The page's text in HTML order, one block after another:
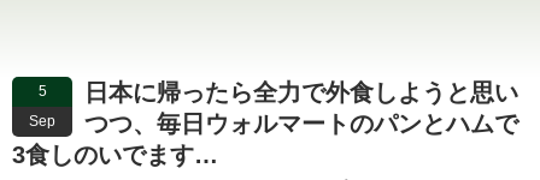
5
Sep
日本に帰ったら全力で外食しようと思い
つつ、毎日ウォルマートのパンとハムで
3食しのいでます…